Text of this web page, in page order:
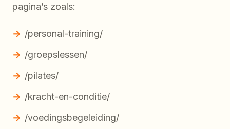
pagina’s zoals:
/personal-training/
/groepslessen/
/pilates/
/kracht-en-conditie/
/voedingsbegeleiding/